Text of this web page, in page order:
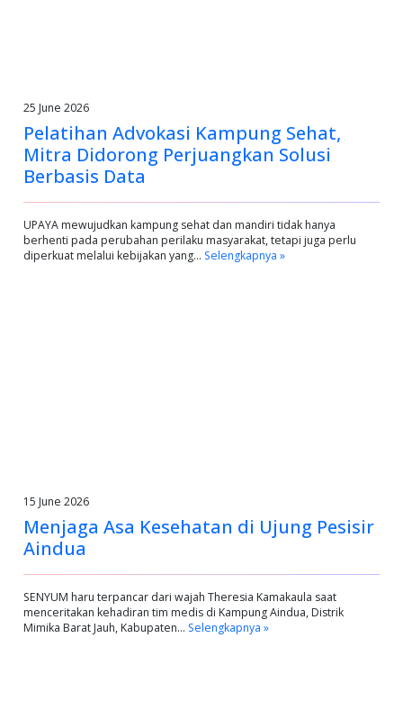
25 June 2026
Pelatihan Advokasi Kampung Sehat,
Mitra Didorong Perjuangkan Solusi
Berbasis Data
UPAYA mewujudkan kampung sehat dan mandiri tidak hanya
berhenti pada perubahan perilaku masyarakat, tetapi juga perlu
diperkuat melalui kebijakan yang… Selengkapnya »
15 June 2026
Menjaga Asa Kesehatan di Ujung Pesisir
Aindua
SENYUM haru terpancar dari wajah Theresia Kamakaula saat
menceritakan kehadiran tim medis di Kampung Aindua, Distrik
Mimika Barat Jauh, Kabupaten… Selengkapnya »